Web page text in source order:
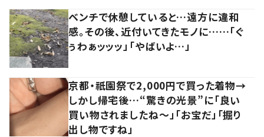
ベンチで休憩していると…遠方に違和
感。その後、近付いてきたモノに……「ぐ
ぅわぁッッッ」「やばいよ…」
京都・祇園祭で2,000円で買った着物→
しかし帰宅後…“驚きの光景”に「良い
買い物されましたね～」「お宝だ」「掘り
出し物ですね」